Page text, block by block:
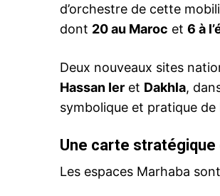
d’orchestre de cette
dont 20 au Maroc et 6 à
Deux nouveaux sites
Hassan Ier et Dakhla,
symbolique et pratique
Une carte stratégique
Les espaces Marhaba